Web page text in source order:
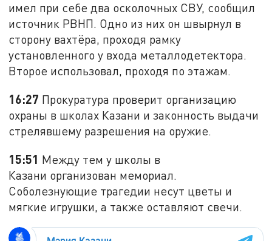
имел при себе два осколочных СВУ, сообщил
источник РВНП. Одно из них он швырнул в
сторону вахтёра, проходя рамку
установленного у входа металлодетектора.
Второе использовал, проходя по этажам.
16:27 Прокуратура проверит организацию
охраны в школах Казани и законность выдачи
стрелявшему разрешения на оружие.
15:51 Между тем у школы в
Казани организован мемориал.
Соболезнующие трагедии несут цветы и
мягкие игрушки, а также оставляют свечи.